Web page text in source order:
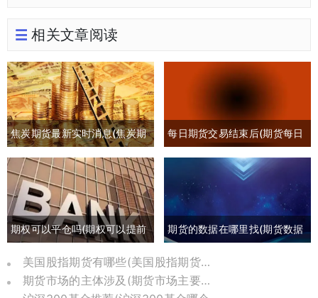
相关文章阅读
焦炭期货最新实时消息(焦炭期
货最新行情分析)
每日期货交易结束后(期货每日
交易时间)
期权可以平仓吗(期权可以提前
平仓吗有盈利吗)
期货的数据在哪里找(期货数据
哪里可以找)
美国股指期货有哪些(美国股指期货是哪个交易所)
期货市场的主体涉及(期货市场主要参与者包括)